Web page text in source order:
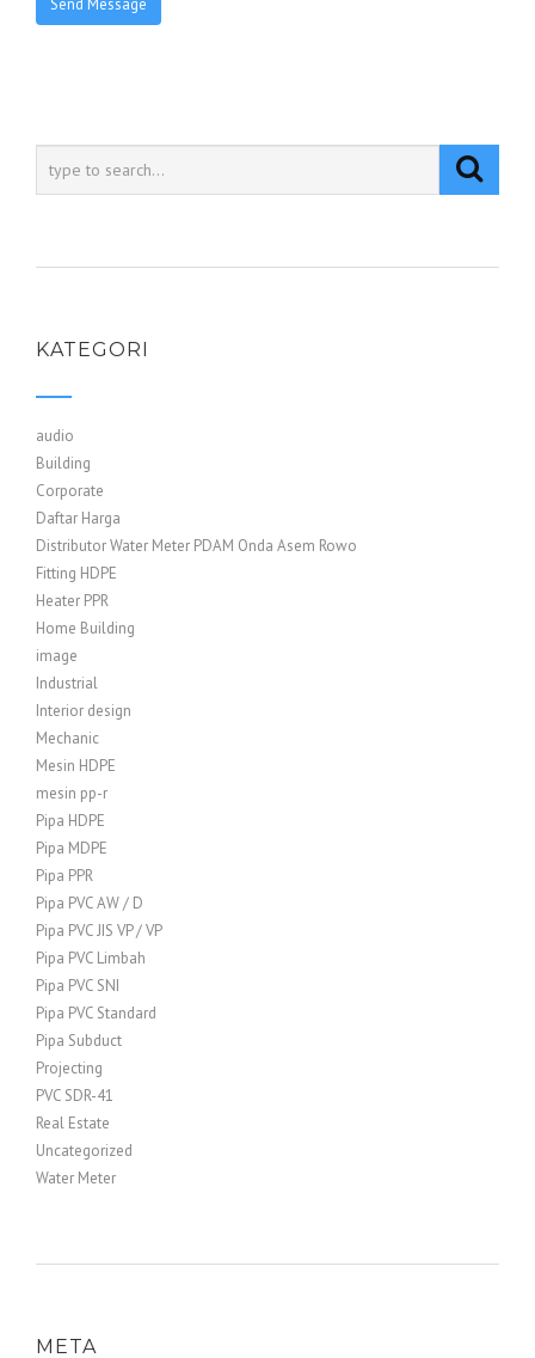
KATEGORI
audio
Building
Corporate
Daftar Harga
Distributor Water Meter PDAM Onda Asem Rowo
Fitting HDPE
Heater PPR
Home Building
image
Industrial
Interior design
Mechanic
Mesin HDPE
mesin pp-r
Pipa HDPE
Pipa MDPE
Pipa PPR
Pipa PVC AW / D
Pipa PVC JIS VP / VP
Pipa PVC Limbah
Pipa PVC SNI
Pipa PVC Standard
Pipa Subduct
Projecting
PVC SDR-41
Real Estate
Uncategorized
Water Meter
META